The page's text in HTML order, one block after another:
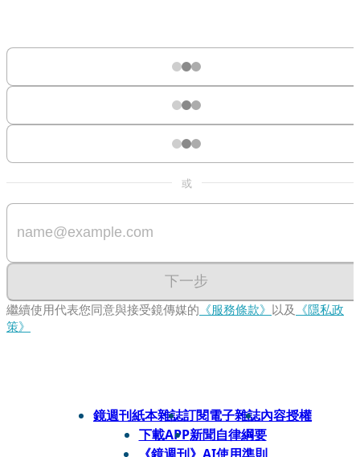
或
下一步
繼續使用代表您同意與接受鏡傳媒的 《服務條款》 以及 《隱私政
策》
鏡週刊紙本雜誌訂閱電子雜誌內容授權
下載APP新聞自律綱要